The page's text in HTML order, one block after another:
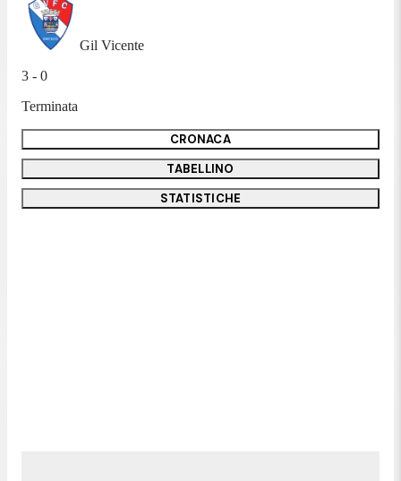
Gil Vicente
3 - 0
Terminata
CRONACA
TABELLINO
STATISTICHE